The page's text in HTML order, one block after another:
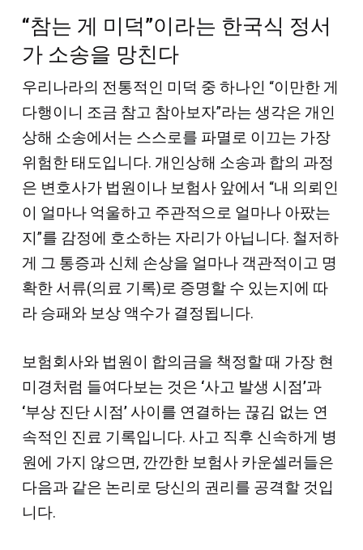
“참는 게 미덕”이라는 한국식 정서
가 소송을 망친다
우리나라의 전통적인 미덕 중 하나인 “이만한 게
다행이니 조금 참고 참아보자”라는 생각은 개인
상해 소송에서는 스스로를 파멸로 이끄는 가장
위험한 태도입니다. 개인상해 소송과 합의 과정
은 변호사가 법원이나 보험사 앞에서 “내 의뢰인
이 얼마나 억울하고 주관적으로 얼마나 아팠는
지”를 감정에 호소하는 자리가 아닙니다. 철저하
게 그 통증과 신체 손상을 얼마나 객관적이고 명
확한 서류(의료 기록)로 증명할 수 있는지에 따
라 승패와 보상 액수가 결정됩니다.
보험회사와 법원이 합의금을 책정할 때 가장 현
미경처럼 들여다보는 것은 ‘사고 발생 시점’과
‘부상 진단 시점’ 사이를 연결하는 끊김 없는 연
속적인 진료 기록입니다. 사고 직후 신속하게 병
원에 가지 않으면, 깐깐한 보험사 카운셀러들은
다음과 같은 논리로 당신의 권리를 공격할 것입
니다.